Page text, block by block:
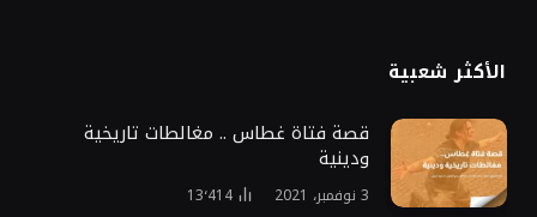
الأكثر شعبية
قصة فتاة غطاس .. مغالطات تاريخية
ودينية
3 نوفمبر، 2021 13٬414